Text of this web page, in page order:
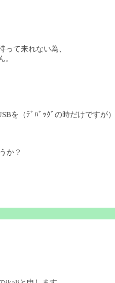
て来れない為、
。
を（ﾃﾞﾊﾞｯｸﾞの時だけですが
か？